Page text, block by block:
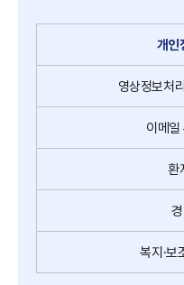
개인
영상정보처
이메일
환
복지·보